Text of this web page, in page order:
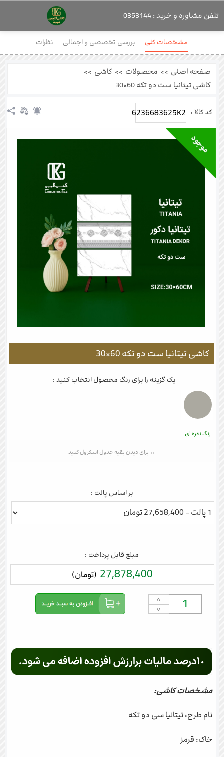
مشخصات کلی بررسی تخصصی و اجمالی نظرات
صفحه اصلی >> محصولات >> کاشی >>
کاشی تیتانیا ست دو تکه 60×30
کد کالا : 6236683625K2
کاشی تیتانیا ست دو تکه 60×30
یک گزینه را برای رنگ محصول انتخاب کنید :
رنگ نقره ای
بر اساس پالت :
مبلغ قابل پرداخت :
27,878,400 (تومان)
˄
˅
مشخصات کاشی:
نام طرح: تیتانیا سی دو تکه
خاک: قرمز
تلفن مشاوره و خرید : 0353144